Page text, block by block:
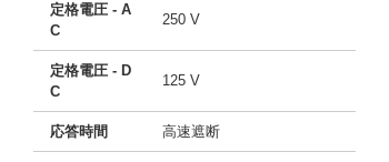
定格電圧 - A
C
250 V
定格電圧 - D
C
125 V
応答時間 高速遮断